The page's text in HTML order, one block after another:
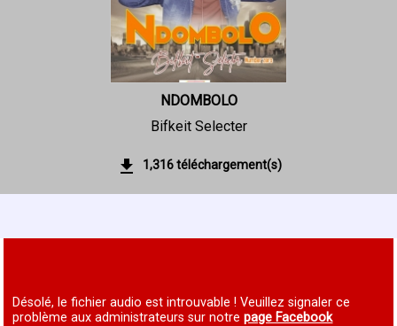
NDOMBOLO
Bifkeit Selecter
1,316 téléchargement(s)
Désolé, le fichier audio est introuvable ! Veuillez signaler ce
problème aux administrateurs sur notrepage Facebook